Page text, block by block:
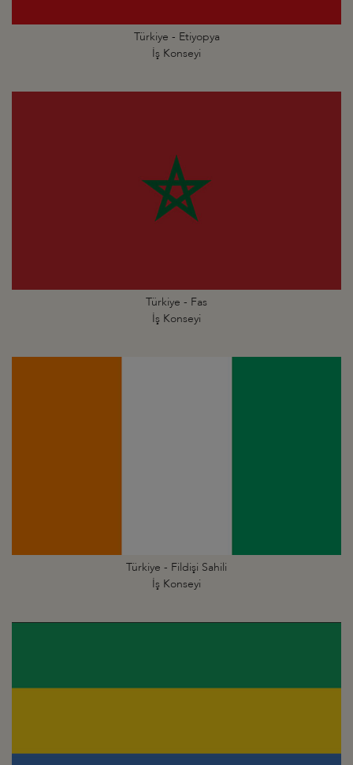
Türkiye - Etiyopya
İş Konseyi
Türkiye - Fas
İş Konseyi
Türkiye - Fildişi Sahili
İş Konseyi